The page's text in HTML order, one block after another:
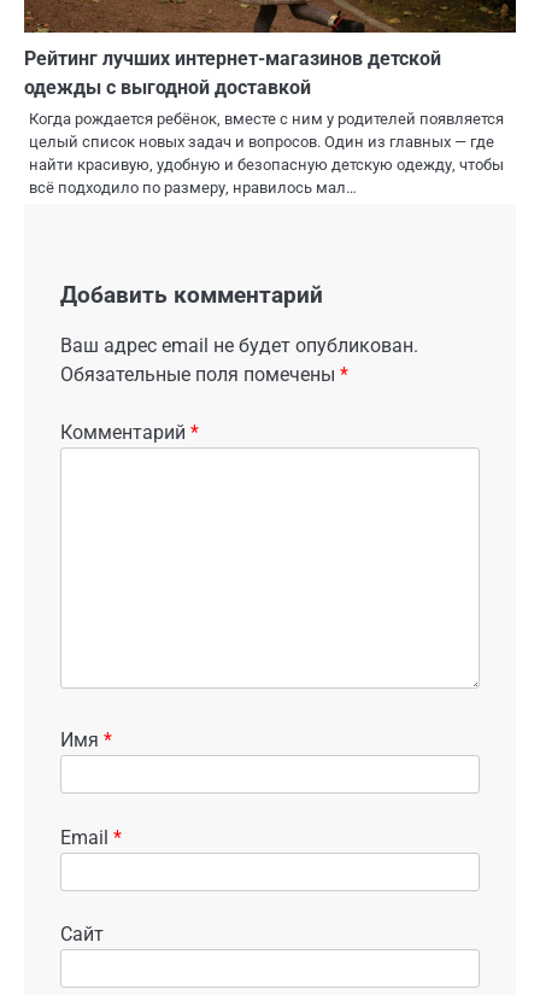
Рейтинг лучших интернет-магазинов детской
одежды с выгодной доставкой
Когда рождается ребёнок, вместе с ним у родителей появляется
целый список новых задач и вопросов. Один из главных — где
найти красивую, удобную и безопасную детскую одежду, чтобы
всё подходило по размеру, нравилось мал…
Добавить комментарий
Ваш адрес email не будет опубликован.
Обязательные поля помечены *
Комментарий *
Имя *
Email *
Сайт